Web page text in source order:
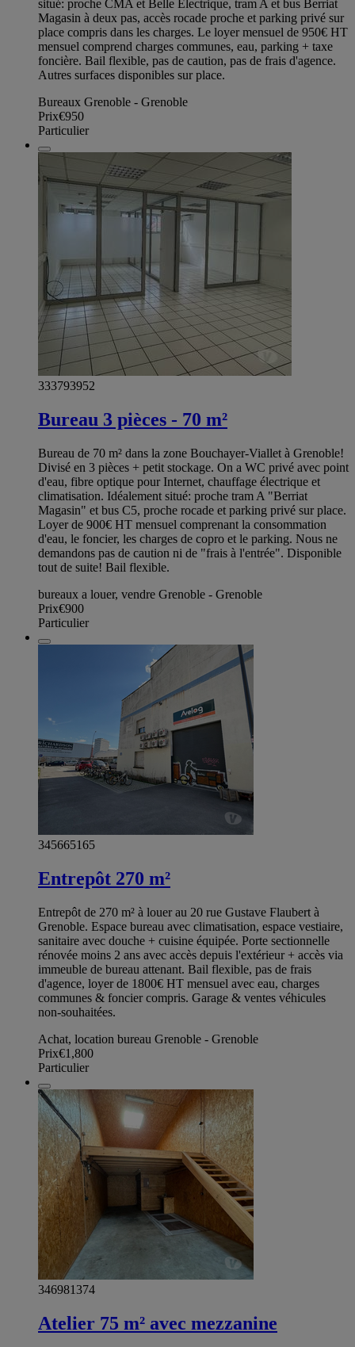
situé: proche CMA et Belle Electrique, tram A et bus Berriat
Magasin à deux pas, accès rocade proche et parking privé sur
place compris dans les charges. Le loyer mensuel de 950€ HT
mensuel comprend charges communes, eau, parking + taxe
foncière. Bail flexible, pas de caution, pas de frais d'agence.
Autres surfaces disponibles sur place.
Bureaux Grenoble - Grenoble
Prix€950
Particulier
333793952
Bureau 3 pièces - 70 m²
Bureau de 70 m² dans la zone Bouchayer-Viallet à Grenoble!
Divisé en 3 pièces + petit stockage. On a WC privé avec point
d'eau, fibre optique pour Internet, chauffage électrique et
climatisation. Idéalement situé: proche tram A "Berriat
Magasin" et bus C5, proche rocade et parking privé sur place.
Loyer de 900€ HT mensuel comprenant la consommation
d'eau, le foncier, les charges de copro et le parking. Nous ne
demandons pas de caution ni de "frais à l'entrée". Disponible
tout de suite! Bail flexible.
bureaux a louer, vendre Grenoble - Grenoble
Prix€900
Particulier
345665165
Entrepôt 270 m²
Entrepôt de 270 m² à louer au 20 rue Gustave Flaubert à
Grenoble. Espace bureau avec climatisation, espace vestiaire,
sanitaire avec douche + cuisine équipée. Porte sectionnelle
rénovée moins 2 ans avec accès depuis l'extérieur + accès via
immeuble de bureau attenant. Bail flexible, pas de frais
d'agence, loyer de 1800€ HT mensuel avec eau, charges
communes & foncier compris. Garage & ventes véhicules
non-souhaitées.
Achat, location bureau Grenoble - Grenoble
Prix€1,800
Particulier
346981374
Atelier 75 m² avec mezzanine